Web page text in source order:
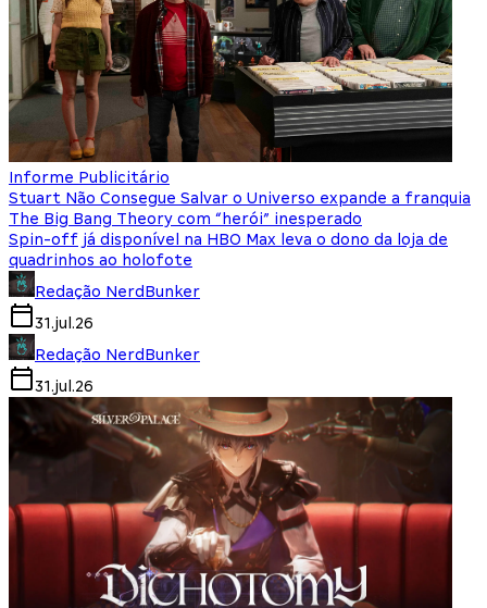
Informe Publicitário
Stuart Não Consegue Salvar o Universo expande a franquia
The Big Bang Theory com “herói” inesperado
Spin-off já disponível na HBO Max leva o dono da loja de
quadrinhos ao holofote
Redação NerdBunker
31.jul.26
Redação NerdBunker
31.jul.26